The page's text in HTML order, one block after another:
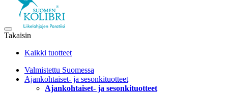
Takaisin
Kaikki tuotteet
Valmistettu Suomessa
Ajankohtaiset- ja sesonkituotteet
Ajankohtaiset- ja sesonkituotteet